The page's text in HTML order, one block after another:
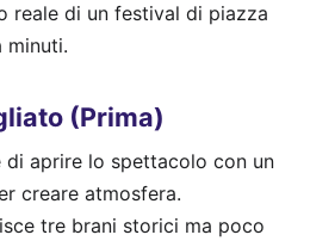
reale di un festival di piazza
minuti.
(Prima)
aprire lo spettacolo con un
creare atmosfera.
tre brani storici ma poco